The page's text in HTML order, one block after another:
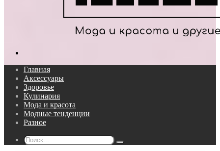
Главная
Аксессуары
Здоровье
Кулинария
Мода и красота
Модные тенденции
Разное
Поиск...